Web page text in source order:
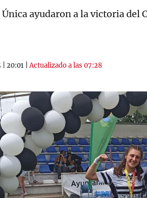
Única ayudaron a la victoria
20:01 |Actualizado a las 07:28